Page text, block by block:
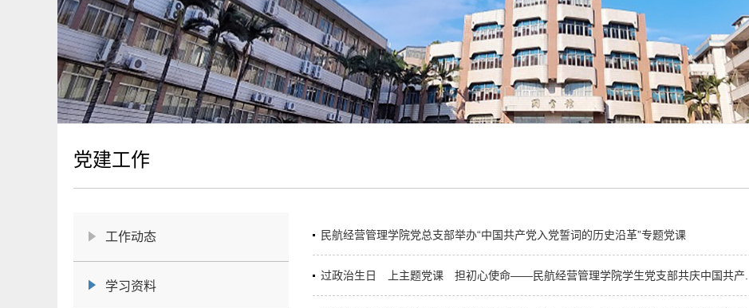
党建工作
工作动态
学习资料
民航经营管理学院党总支部举办“中国共产党入党誓词的历史沿革”专题党课
过政治生日 上主题党课 担初心使命——民航经营管理学院学生党支部共庆中国共产...